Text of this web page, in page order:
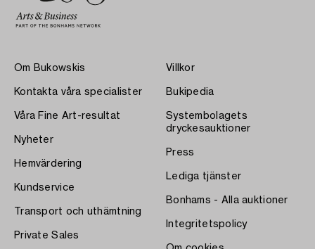
Om Bukowskis
Kontakta våra specialister
Våra Fine Art-resultat
Nyheter
Hemvärdering
Kundservice
Transport och uthämtning
Private Sales
Villkor
Bukipedia
Systembolagets
dryckesauktioner
Press
Lediga tjänster
Bonhams - Alla auktioner
Integritetspolicy